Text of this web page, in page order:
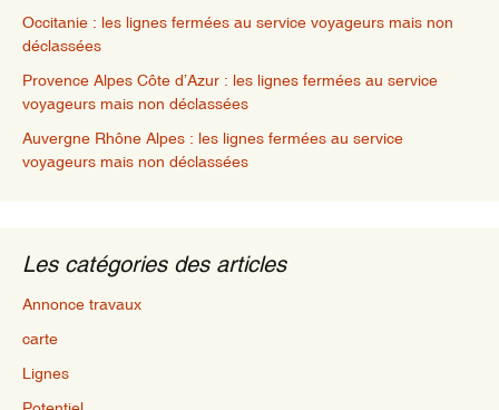
Occitanie : les lignes fermées au service voyageurs mais non
déclassées
Provence Alpes Côte d’Azur : les lignes fermées au service
voyageurs mais non déclassées
Auvergne Rhône Alpes : les lignes fermées au service
voyageurs mais non déclassées
Les catégories des articles
Annonce travaux
carte
Lignes